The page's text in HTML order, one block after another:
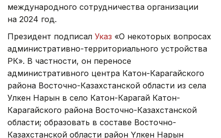
международного сотрудничества организации
на 2024 год.
Президент подписал Указ «О некоторых вопросах
административно-территориального устройства
РК». В частности, он переносе
административного центра Катон-Карагайского
района Восточно-Казахстанской области из села
Улкен Нарын в село Катон-Карагай Катон-
Карагайского района Восточно-Казахстанской
области; образовать в составе Восточно-
Казахстанской области район Үлкен Нарын